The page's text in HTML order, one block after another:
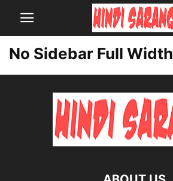
No Sidebar Full Width